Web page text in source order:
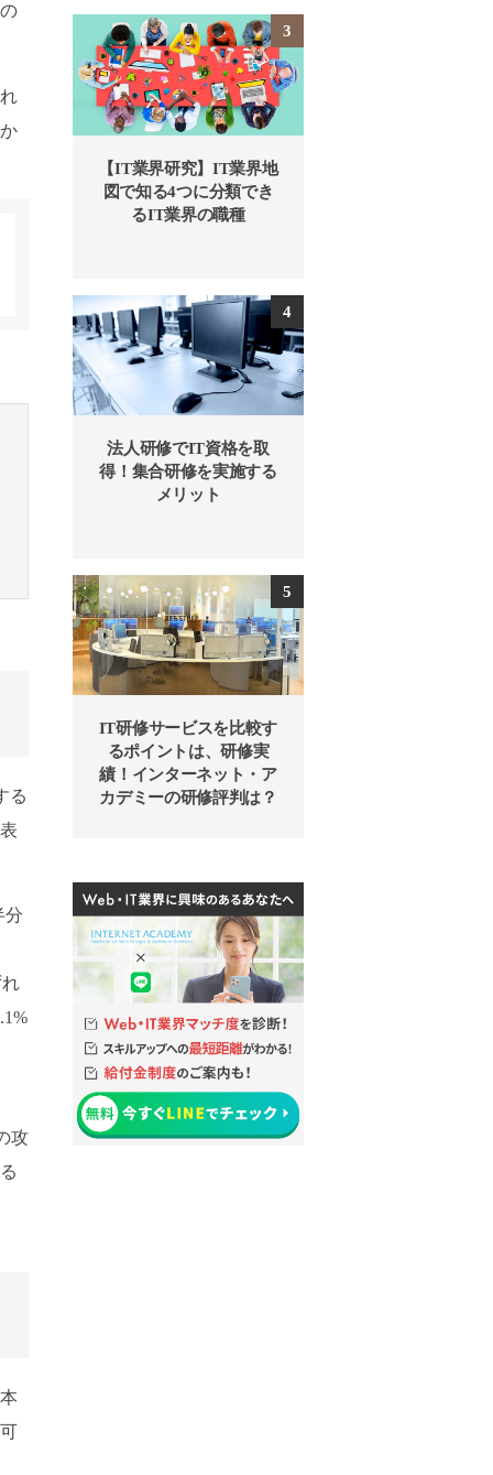
る
分
攻
【IT業界研究】IT業界地
図で知る4つに分類でき
るIT業界の職種
法人研修でIT資格を取
得！集合研修を実施する
メリット
IT研修サービスを比較す
るポイントは、研修実
績！インターネット・ア
カデミーの研修評判は？